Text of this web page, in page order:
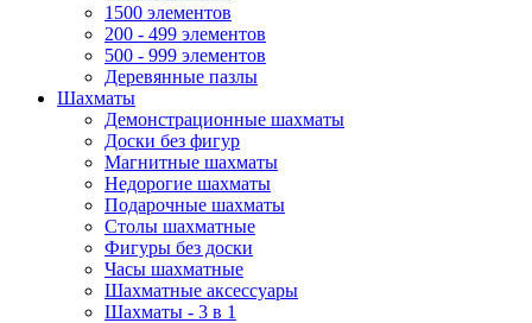
1500 элементов
200 - 499 элементов
500 - 999 элементов
Деревянные пазлы
Шахматы
Демонстрационные шахматы
Доски без фигур
Магнитные шахматы
Недорогие шахматы
Подарочные шахматы
Столы шахматные
Фигуры без доски
Часы шахматные
Шахматные аксессуары
Шахматы - 3 в 1